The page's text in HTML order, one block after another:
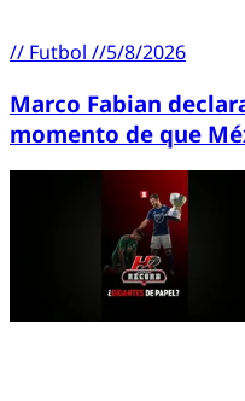
// Futbol //5/8/2026
Marco Fabian
momento de que